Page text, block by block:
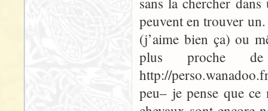
peuvent en trouver
(j’aime bien ça) ou
plus proche
http://
peu– je pense que